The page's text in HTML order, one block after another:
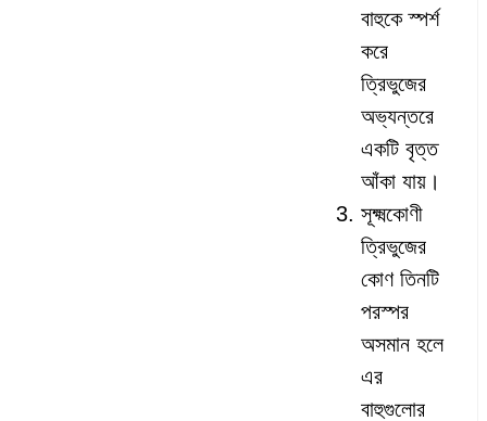
বাহুকে স্পর্শ
করে
ত্রিভুজের
অভ্যন্তরে
একটি বৃত্ত
আঁকা যায়।
সূক্ষ্মকোণী
ত্রিভুজের
কোণ তিনটি
পরস্পর
অসমান হলে
এর
বাহুগুলোর